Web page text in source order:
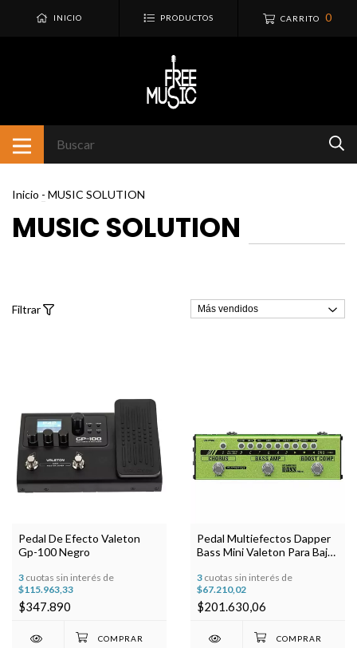
INICIO PRODUCTOS CARRITO 0
Inicio - MUSIC SOLUTION
MUSIC SOLUTION
Filtrar
Pedal De Efecto Valeton
Gp-100 Negro
3 cuotas sin interés de
$115.963,33
$347.890
Pedal Multiefectos Dapper
Bass Mini Valeton Para Bajo
3 cuotas sin interés de
$67.210,02
$201.630,06